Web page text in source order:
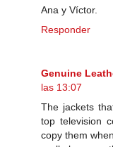
Ana y Víctor.
Responder
Genuine
las 13:07
The jackets
top television
copy them